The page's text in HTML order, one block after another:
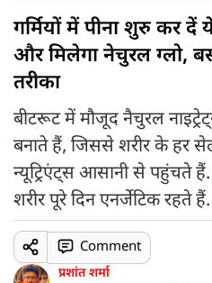
गर्मियों में पीना शुरु कर
और मिलेगा नेचुरल ग्लो,
तरीका
बीटरूट में मौजूद नैचुरल
बनाते हैं, जिससे शरीर के
न्यूट्रिएंट्स आसानी से पहुंचते
शरीर पूरे दिन एनर्जेटिक रहते हैं.
प्रशांत शर्मा
Comment